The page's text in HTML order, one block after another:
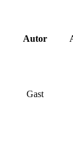
Autor
Gast